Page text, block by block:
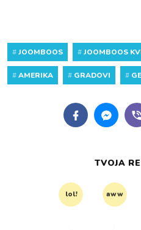
#JOOMBOOS #JOOMBOOS
#AMERIKA # GRADOVI #
TVOJA
lol! aww